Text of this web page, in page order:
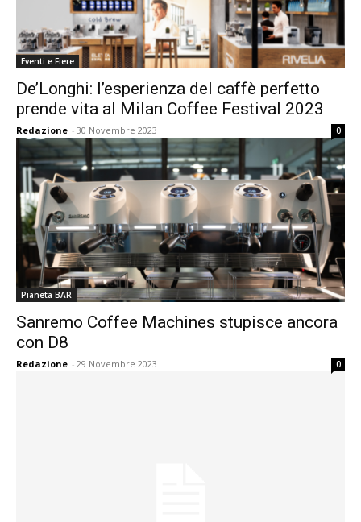
Eventi e Fiere
De’Longhi: l’esperienza del caffè perfetto
prende vita al Milan Coffee Festival 2023
Redazione - 30 Novembre 2023 0
Pianeta BAR
Sanremo Coffee Machines stupisce ancora
con D8
Redazione - 29 Novembre 2023 0